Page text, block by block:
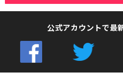
公式アカウントで最